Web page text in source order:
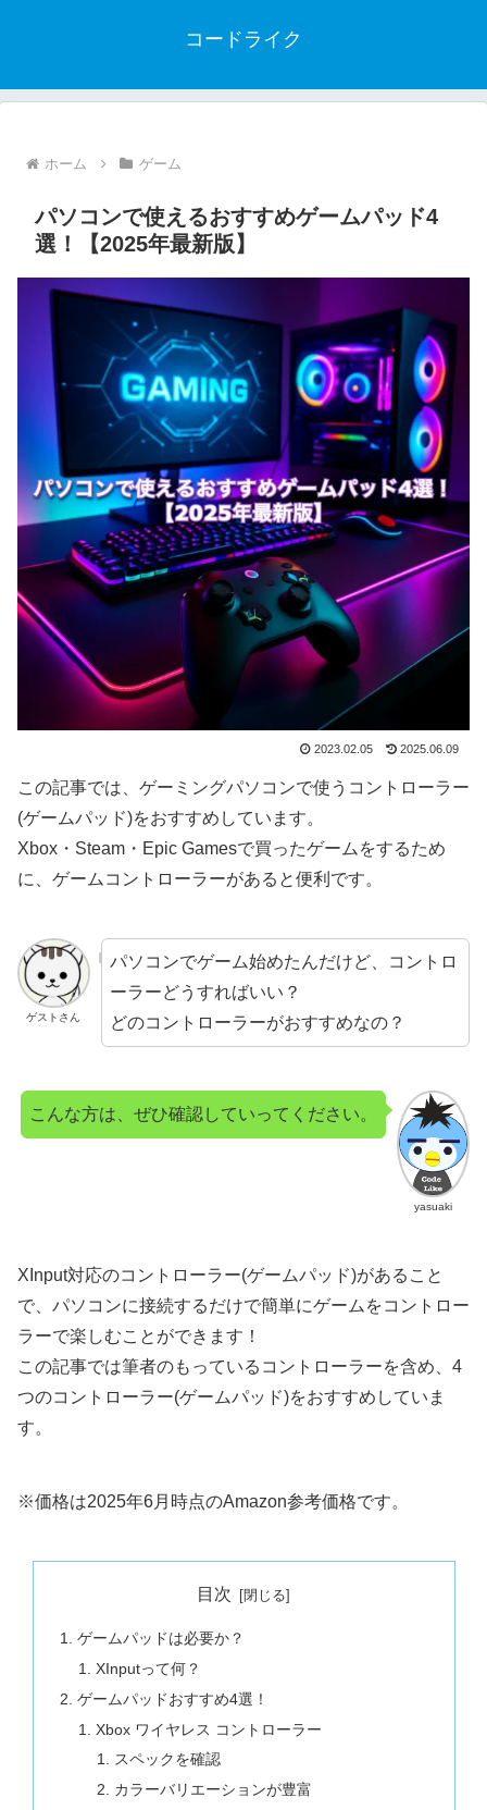
コードライク
ホーム ゲーム
パソコンで使えるおすすめゲームパッド4
選！【2025年最新版】
2023.02.05 2025.06.09
この記事では、ゲーミングパソコンで使うコントローラー
(ゲームパッド)をおすすめしています。
Xbox・Steam・Epic Gamesで買ったゲームをするため
に、ゲームコントローラーがあると便利です。
ゲストさん
パソコンでゲーム始めたんだけど、コントロ
ーラーどうすればいい？
どのコントローラーがおすすめなの？
yasuaki
こんな方は、ぜひ確認していってください。
XInput対応のコントローラー(ゲームパッド)があること
で、パソコンに接続するだけで簡単にゲームをコントロー
ラーで楽しむことができます！
この記事では筆者のもっているコントローラーを含め、4
つのコントローラー(ゲームパッド)をおすすめしていま
す。
※価格は2025年6月時点のAmazon参考価格です。
目次
ゲームパッドは必要か？
XInputって何？
ゲームパッドおすすめ4選！
Xbox ワイヤレス コントローラー
スペックを確認
カラーバリエーションが豊富